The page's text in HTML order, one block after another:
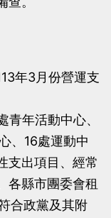
年3月份營運支
年活動中心、
、16處運動中
支出項目、經常
各縣市團委會租
合政黨及其附